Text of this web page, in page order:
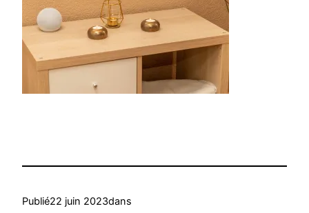
Publié22 juin 2023dans